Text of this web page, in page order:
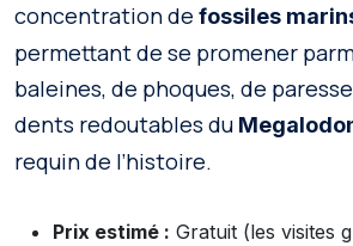
concentration de fossiles
permettant de se promener
baleines, de phoques, de
dents redoutables du
requin de l’histoire.
Prix estimé : Gratuit (les visites